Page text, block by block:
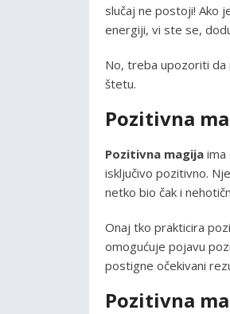
slučaj ne postoji! Ako
energiji, vi ste se,
No, treba upozoriti da
štetu.
Pozitivna
Pozitivna magija ima
isključivo pozitivno.
netko bio čak i
Onaj tko prakticira
omogućuje pojavu
postigne očekivani
Pozitivna